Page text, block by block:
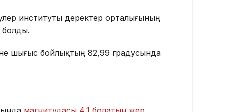
институты деректер орталығының
болды.
шығыс бойлықтың 82,99 градусында